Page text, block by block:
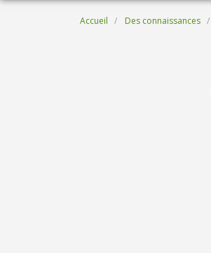
Fil d'Ariane
Accueil Des connaissances